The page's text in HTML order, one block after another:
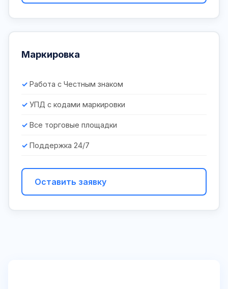
Маркировка
Работа с Честным знаком
УПД с кодами маркировки
Все торговые площадки
Поддержка 24/7
Оставить заявку